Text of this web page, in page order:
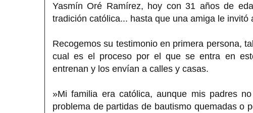
Yasmín Oré Ramírez, hoy con 31 años de
tradición católica... hasta que una amiga le invitó
Recogemos su testimonio en primera persona,
cual es el proceso por el que se entra en
entrenan y los envían a calles y casas.
»Mi familia era católica, aunque mis padres
problema de partidas de bautismo quemadas o